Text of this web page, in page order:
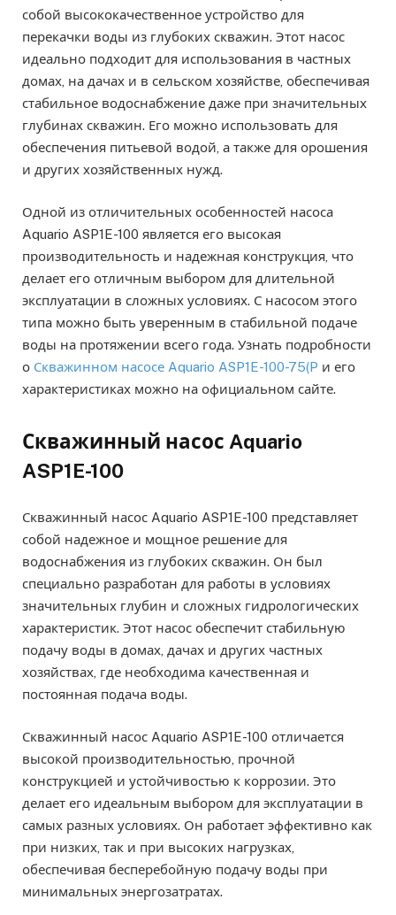
собой высококачественное устройство для
перекачки воды из глубоких скважин. Этот насос
идеально подходит для использования в частных
домах, на дачах и в сельском хозяйстве, обеспечивая
стабильное водоснабжение даже при значительных
глубинах скважин. Его можно использовать для
обеспечения питьевой водой, а также для орошения
и других хозяйственных нужд.
Одной из отличительных особенностей насоса
Aquario ASP1E-100 является его высокая
производительность и надежная конструкция, что
делает его отличным выбором для длительной
эксплуатации в сложных условиях. С насосом этого
типа можно быть уверенным в стабильной подаче
воды на протяжении всего года. Узнать подробности
о Скважинном насосе Aquario ASP1E-100-75(P и его
характеристиках можно на официальном сайте.
Скважинный насос Aquario
ASP1E-100
Скважинный насос Aquario ASP1E-100 представляет
собой надежное и мощное решение для
водоснабжения из глубоких скважин. Он был
специально разработан для работы в условиях
значительных глубин и сложных гидрологических
характеристик. Этот насос обеспечит стабильную
подачу воды в домах, дачах и других частных
хозяйствах, где необходима качественная и
постоянная подача воды.
Скважинный насос Aquario ASP1E-100 отличается
высокой производительностью, прочной
конструкцией и устойчивостью к коррозии. Это
делает его идеальным выбором для эксплуатации в
самых разных условиях. Он работает эффективно как
при низких, так и при высоких нагрузках,
обеспечивая бесперебойную подачу воды при
минимальных энергозатратах.